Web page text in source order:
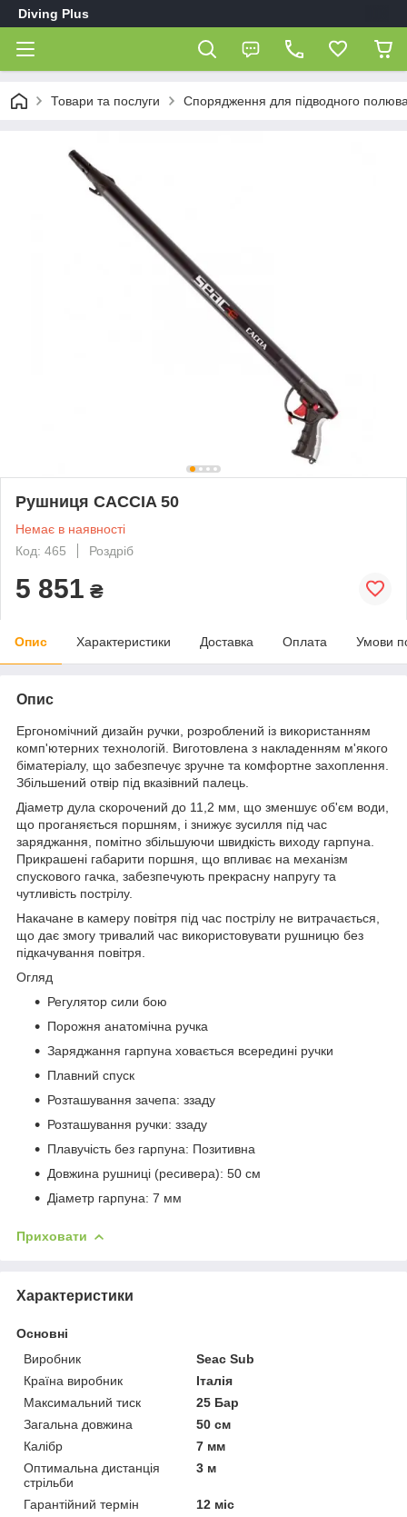
Diving Plus
Товари та послуги Спорядження для підводного
Рушниця CACCIA 50
Немає в наявності
Код: 465
Роздріб
5 851 ₴
Опис Характеристики Доставка Оплата Умови
Опис
Ергономічний дизайн ручки, розроблений із використанням
комп'ютерних технологій. Виготовлена з накладенням м'якого
біматеріалу, що забезпечує зручне та комфортне захоплення.
Збільшений отвір під вказівний палець.
Діаметр дула скорочений до 11,2 мм, що зменшує об'єм води,
що проганяється поршням, і знижує зусилля під час
заряджання, помітно збільшуючи швидкість виходу гарпуна.
Прикрашені габарити поршня, що впливає на механізм
спускового гачка, забезпечують прекрасну напругу та
чутливість пострілу.
Накачане в камеру повітря під час пострілу не витрачається,
що дає змогу тривалий час використовувати рушницю без
підкачування повітря.
Огляд
Регулятор сили бою
Порожня анатомічна ручка
Заряджання гарпуна ховається всередині ручки
Плавний спуск
Розташування зачепа: ззаду
Розташування ручки: ззаду
Плавучість без гарпуна: Позитивна
Довжина рушниці (ресивера): 50 см
Діаметр гарпуна: 7 мм
Приховати
Характеристики
Основні
Виробник
Seac Sub
Країна виробник
Італія
Максимальний тиск
25 Бар
Загальна довжина
50 см
Калібр
7 мм
Оптимальна дистанція
стрільби
3 м
Гарантійний термін 12 міс